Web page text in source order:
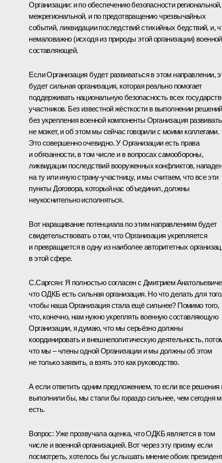
Организации: и по обеспечению безопасности региональной,
межрегиональной, и по предотвращению чрезвычайных
событий, ликвидации последствий стихийных бедствий, и,
немаловажно (исходя из природы этой организации) военной
составляющей.
Если Организация будет развиваться в этом направлении,
будет сильная организация, которая реально помогает
поддерживать национальную безопасность всех
участников. Без известной жёсткости в выполнении
без укрепления военной компоненты Организация
не может, и об этом мы сейчас говорили с моими коллегами.
Это совершенно очевидно. У Организации есть права
и обязанности, в том числе и в вопросах самообороны,
ликвидации последствий вооруженных конфликтов,
на ту или иную страну-участницу, и мы считаем, что все эти
пункты Договора, который нас объединил, должны
неукоснительно исполняться.
Вот наращивание потенциала по этим направлениям будет
свидетельствовать о том, что Организация укрепляется
и превращается в одну из наиболее авторитетных
в этой сфере.
С.Саргсян: Я полностью согласен с Дмитрием
что ОДКБ есть сильная организация. Но что делать для
чтобы наша Организация стала ещё сильнее? Помимо того,
что, конечно, нам нужно укреплять военную составляющую
Организации, я думаю, что мы серьёзно должны
координировать и внешнеполитическую деятельность,
что мы – члены одной Организации и мы должны об этом
не только заявить, а взять это как руководство.
А если ответить одним предложением, то если все
выполнили бы, мы стали бы гораздо сильнее, чем сегодня
есть.
Вопрос: Уже прозвучала оценка, что ОДКБ является в том
числе и военной организацией. Вот через эту призму если
посмотреть, хотелось бы услышать мнение обоих